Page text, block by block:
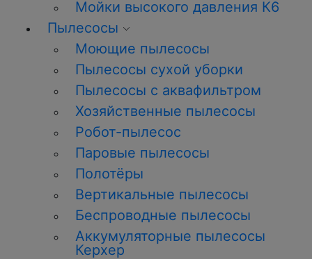
Мойки высокого давления К6
Пылесосы
Моющие пылесосы
Пылесосы сухой уборки
Пылесосы с аквафильтром
Хозяйственные пылесосы
Робот-пылесос
Паровые пылесосы
Полотёры
Вертикальные пылесосы
Беспроводные пылесосы
Аккумуляторные пылесосы
Керхер